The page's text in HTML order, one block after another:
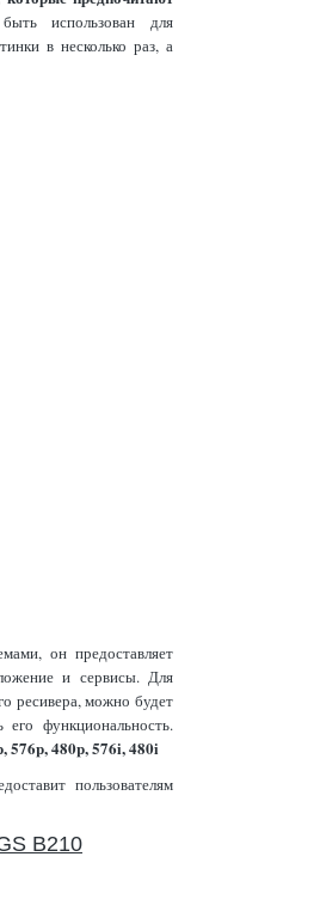
использован для
в несколько раз, а
он предоставляет
и сервисы. Для
ресивера, можно будет
функциональность.
576p, 480p, 576i, 480i
пользователям
B210